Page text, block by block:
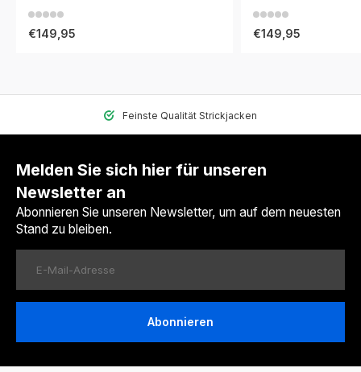
€149,95 €149,95
Feinste Qualität Strickjacken
Melden Sie sich hier für unseren
Newsletter an
Abonnieren Sie unseren Newsletter, um auf dem neuesten
Stand zu bleiben.
Abonnieren